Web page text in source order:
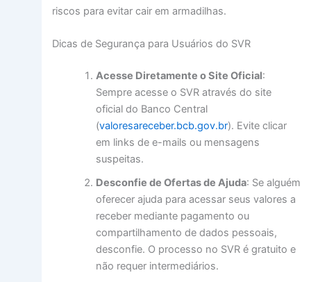
riscos para evitar cair em armadilhas.
Dicas de Segurança para Usuários do SVR
Acesse Diretamente o Site Oficial:
Sempre acesse o SVR através do site
oficial do Banco Central
(valoresareceber.bcb.gov.br). Evite clicar
em links de e-mails ou mensagens
suspeitas.
Desconfie de Ofertas de Ajuda: Se alguém
oferecer ajuda para acessar seus valores a
receber mediante pagamento ou
compartilhamento de dados pessoais,
desconfie. O processo no SVR é gratuito e
não requer intermediários.